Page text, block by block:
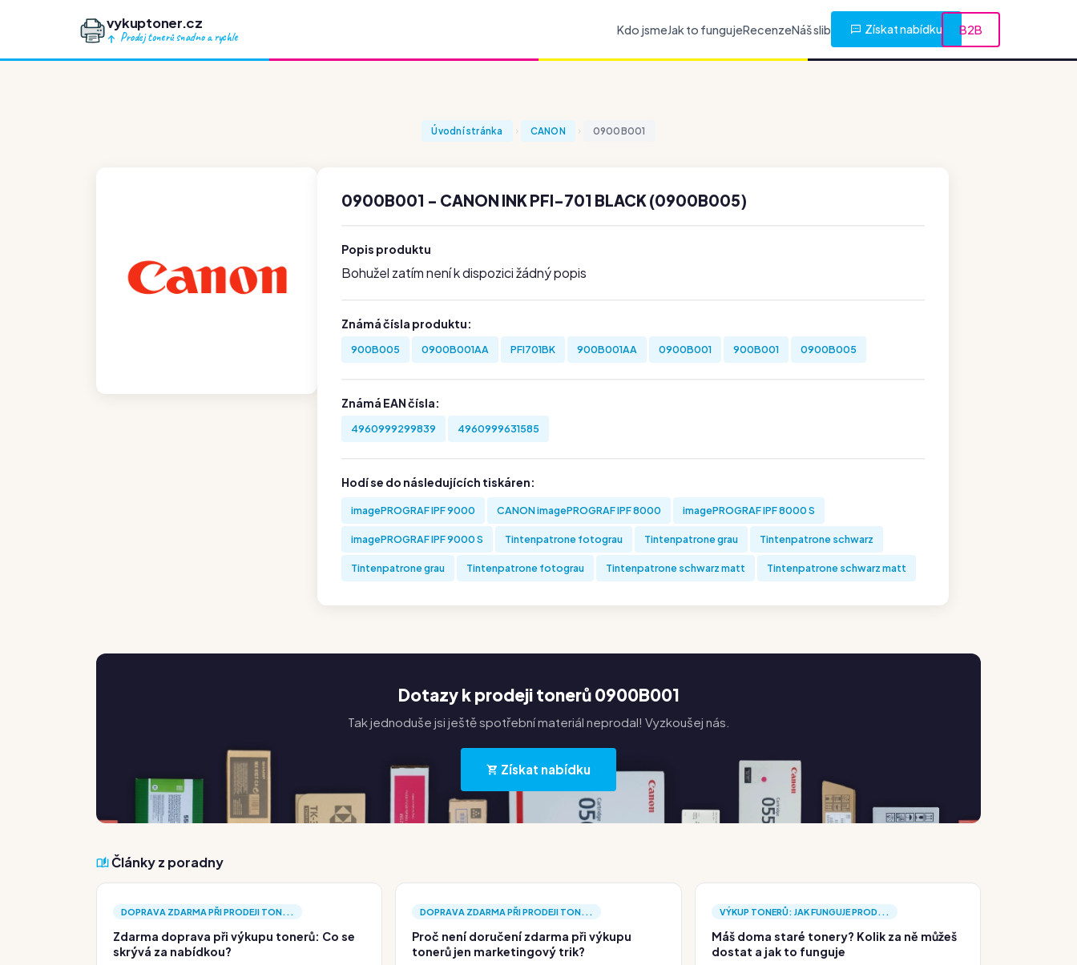
vykuptoner.cz
Prodej tonerů snadno a rychle
Kdo jsmeJak to fungujeRecenzeNáš slib Získat nabídku B2B
Úvodní stránka CANON 0900B001
0900B001 - CANON INK PFI-701 BLACK (0900B005)
Popis produktu
Bohužel zatím není k dispozici žádný popis
Známá čísla produktu:
900B005 0900B001AA PFI701BK 900B001AA 0900B001 900B001 0900B005
Známá EAN čísla:
4960999299839 4960999631585
Hodí se do následujících tiskáren:
imagePROGRAF IPF 9000 CANON imagePROGRAF IPF 8000 imagePROGRAF IPF 8000 S
imagePROGRAF IPF 9000 S Tintenpatrone fotograu Tintenpatrone grau Tintenpatrone schwarz
Tintenpatrone grau Tintenpatrone fotograu Tintenpatrone schwarz matt Tintenpatrone schwarz matt
Dotazy k prodeji tonerů 0900B001
Tak jednoduše jsi ještě spotřební materiál neprodal! Vyzkoušej nás.
Získat nabídku
Články z poradny
DOPRAVA ZDARMA PŘI PRODEJI TON...
Zdarma doprava při výkupu tonerů: Co se
skrývá za nabídkou?
DOPRAVA ZDARMA PŘI PRODEJI TON...
Proč není doručení zdarma při výkupu
tonerů jen marketingový trik?
VÝKUP TONERŮ: JAK FUNGUJE PROD...
Máš doma staré tonery? Kolik za ně můžeš
dostat a jak to funguje